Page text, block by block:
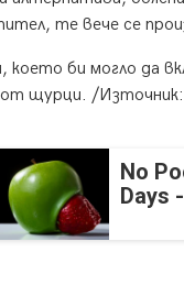
те вече се
би могло да
от щурци. /
No
Days